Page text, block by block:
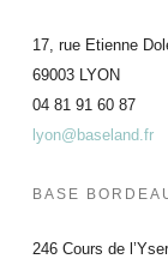
17, rue Etienne
69003 LYON
04 81 91 60 87
lyon@baseland.fr
BASE
246 Cours de l’Yser